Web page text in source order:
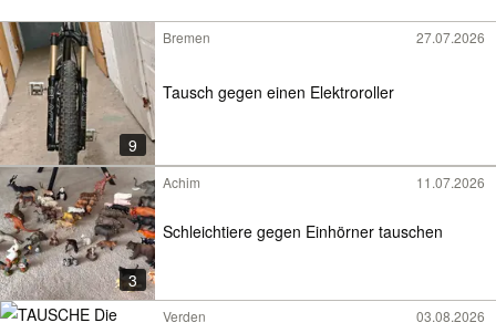
9
Bremen 27.07.2026
Tausch gegen einen Elektroroller
3
Achim 11.07.2026
Schleichtiere gegen Einhörner tauschen
Verden 03.08.2026